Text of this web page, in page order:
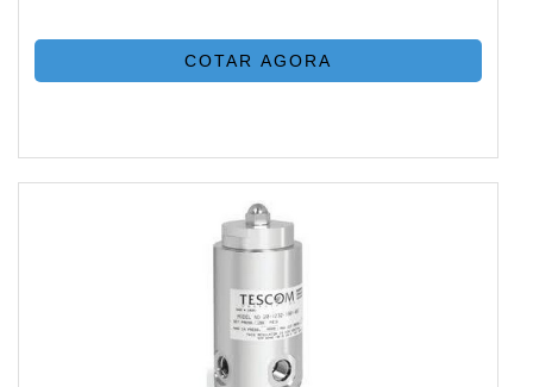
COTAR AGORA